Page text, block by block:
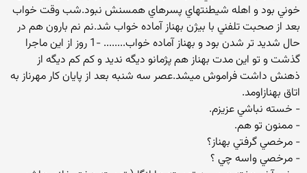
خوني بود و اهله شيطنتهاي پسرهاي همسنش نبود.شب وقت خواب
بعد از صحبت تلفني با بيژن بهناز آماده خواب شد.نم نم بارون هم در
حال شديد تر شدن بود و بهناز آماده خواب........ -1 روز از اين ماجرا
گذشت و تو اين مدت بهناز هم پژمانو ديگه نديد و كم كم ديگه از
ذهنش داشت فراموش ميشد.عصر سه شنبه بعد از پايان كار مهرناز به
اتاق بهنازاومد.
- خسته نباشي عزيزم.
- ممنون تو هم.
- مرخصي گرفتي بهناز؟
- مرخصي واسه چي ؟